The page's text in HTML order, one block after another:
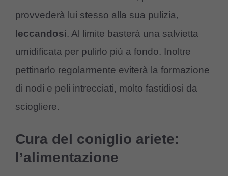
provvederà lui stesso alla sua pulizia,
leccandosi. Al limite basterà una salvietta
umidificata per pulirlo più a fondo. Inoltre
pettinarlo regolarmente eviterà la formazione
di nodi e peli intrecciati, molto fastidiosi da
sciogliere.
Cura del coniglio ariete:
l’alimentazione